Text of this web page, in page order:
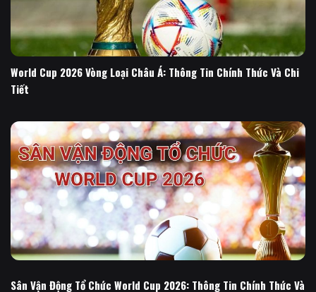
World Cup 2026 Vòng Loại Châu Á: Thông Tin Chính Thức Và Chi
Tiết
Sân Vận Động Tổ Chức World Cup 2026: Thông Tin Chính Thức Và